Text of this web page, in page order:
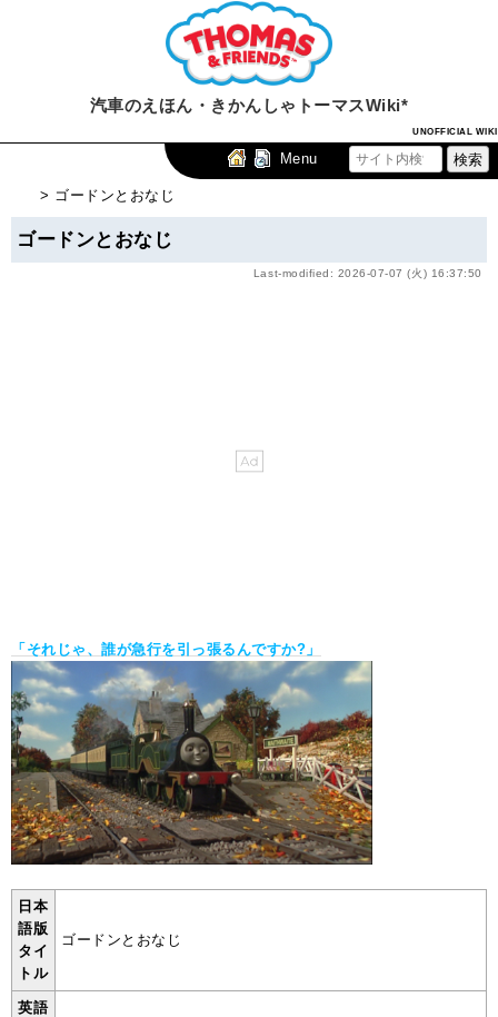
汽車のえほん・きかんしゃトーマスWiki*
UNOFFICIAL WIKI
Menu
> ゴードンとおなじ
ゴードンとおなじ
Last-modified: 2026-07-07 (火) 16:37:50
「それじゃ、誰が急行を引っ張るんですか?」
日本
語版
タイ
トル
ゴードンとおなじ
英語